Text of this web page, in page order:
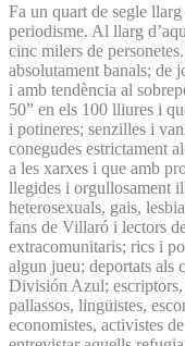
Fa un quart de segle
periodisme. Al llarg
cinc milers de
absolutament banals; de
i amb tendència al
50” en els 100 lliures i
i potineres; senzilles i
conegudes estrictament
a les xarxes i que amb
llegides i orgullosament
heterosexuals, gais,
fans de Villaró i lectors
extracomunitaris; rics i
algun jueu; deportats als
División Azul; escriptors,
pallassos, lingüistes,
economistes, activistes